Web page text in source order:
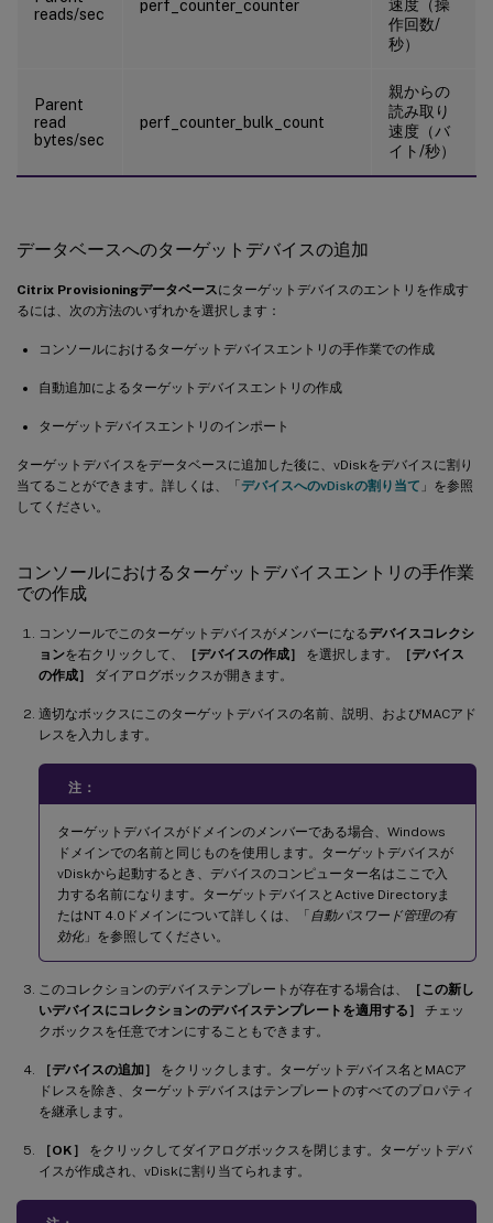
reads/sec
perf_counter_counter
速度（操
作回数/
秒）
Parent
read
bytes/sec
perf_counter_bulk_count
親からの
読み取り
速度（バ
イト/秒）
データベースへのターゲットデバイスの追加
Citrix Provisioningデータベースにターゲットデバイスのエントリを作成す
るには、次の方法のいずれかを選択します：
コンソールにおけるターゲットデバイスエントリの手作業での作成
自動追加によるターゲットデバイスエントリの作成
ターゲットデバイスエントリのインポート
ターゲットデバイスをデータベースに追加した後に、vDiskをデバイスに割り
当てることができます。詳しくは、「 デバイスへのvDiskの割り当て 」を参照
してください。
コンソールにおけるターゲットデバイスエントリの手作業
での作成
コンソールでこのターゲットデバイスがメンバーになるデバイスコレクシ
ョンを右クリックして、 ［デバイスの作成］ を選択します。
［デバイス
の作成］
ダイアログボックスが開きます。
適切なボックスにこのターゲットデバイスの名前、説明、およびMACアド
レスを入力します。
注：
ターゲットデバイスがドメインのメンバーである場合、Windows
ドメインでの名前と同じものを使用します。ターゲットデバイスが
vDiskから起動するとき、デバイスのコンピューター名はここで入
力する名前になります。ターゲットデバイスとActive Directoryま
たはNT 4.0ドメインについて詳しくは、「 自動パスワード管理の有
効化」を参照してください。
このコレクションのデバイステンプレートが存在する場合は、
［この新し
いデバイスにコレクションのデバイステンプレートを適用する］
チェッ
クボックスを任意でオンにすることもできます。
［デバイスの追加］
をクリックします。ターゲットデバイス名とMACア
ドレスを除き、ターゲットデバイスはテンプレートのすべてのプロパティ
を継承します。
［OK］
をクリックしてダイアログボックスを閉じます。ターゲットデバ
イスが作成され、vDiskに割り当てられます。